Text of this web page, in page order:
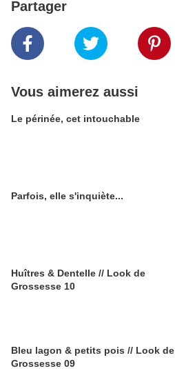
Partager
Vous aimerez aussi
Le périnée, cet intouchable
Parfois, elle s'inquiète...
Huîtres & Dentelle // Look de
Grossesse 10
Bleu lagon & petits pois // Look de
Grossesse 09